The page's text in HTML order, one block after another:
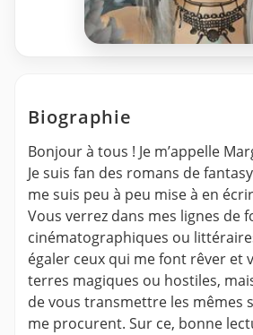
Biographie
Bonjour à tous ! Je m’appelle
Je suis fan des romans de
me suis peu à peu mise à en
Vous verrez dans mes lignes de
cinématographiques ou
égaler ceux qui me font rêver et
terres magiques ou hostiles,
de vous transmettre les mêmes
me procurent. Sur ce, bonne